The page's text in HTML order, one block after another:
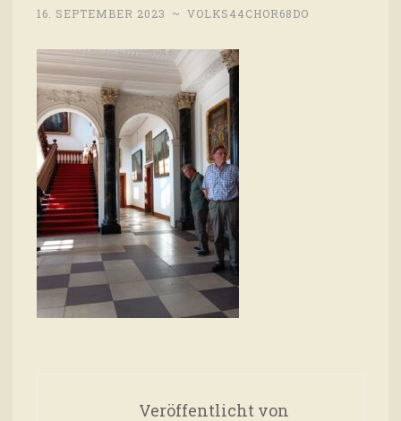
16. SEPTEMBER 2023 ~ VOLKS44CHOR68DO
Veröffentlicht von